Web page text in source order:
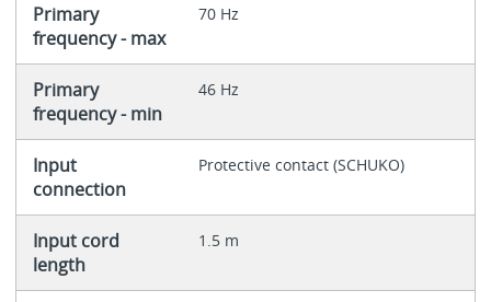
Primary
frequency - max
70 Hz
Primary
frequency - min
46 Hz
Input
connection
Protective contact (SCHUKO)
Input cord
length
1.5 m